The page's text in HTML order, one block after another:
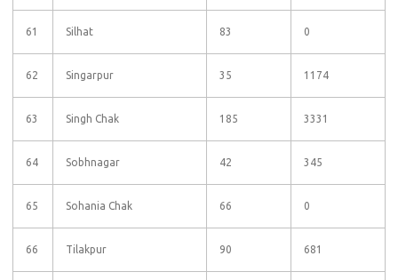
61 Silhat 83 0
62 Singarpur 35 1174
63 Singh Chak 185 3331
64 Sobhnagar 42 345
65 Sohania Chak 66 0
66 Tilakpur 90 681